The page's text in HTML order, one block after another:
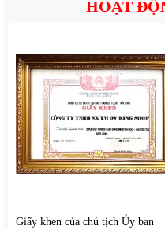
HOẠT
Giấy khen của chủ tịch Ủy ban